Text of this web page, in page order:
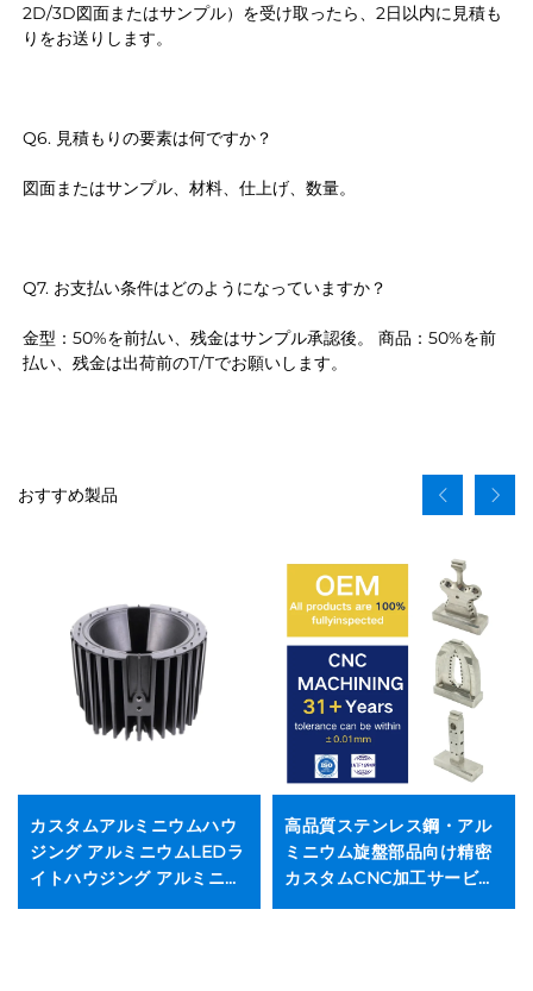
2D/3D図面またはサンプル）を受け取ったら、2日以内に見積も
りをお送りします。
Q6. 見積もりの要素は何ですか？
図面またはサンプル、材料、仕上げ、数量。
Q7. お支払い条件はどのようになっていますか？
金型：50%を前払い、残金はサンプル承認後。 商品：50%を前
払い、残金は出荷前のT/Tでお願いします。
おすすめ製品
カスタムアルミニウムハウ
ジング アルミニウムLEDラ
イトハウジング アルミニウ
ムランプシェード
高品質ステンレス鋼・アル
ミニウム旋盤部品向け精密
カスタムCNC加工サービス
メーカーの高品質CNCフラ